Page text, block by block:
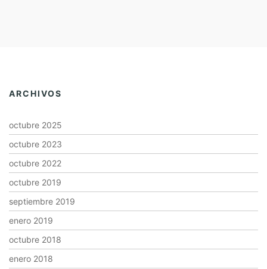
ARCHIVOS
octubre 2025
octubre 2023
octubre 2022
octubre 2019
septiembre 2019
enero 2019
octubre 2018
enero 2018